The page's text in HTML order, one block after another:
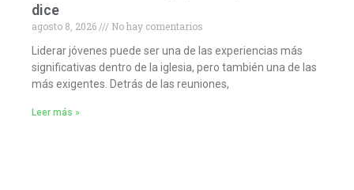
dice
agosto 8, 2026
No hay comentarios
Liderar jóvenes puede ser una de las experiencias más
significativas dentro de la iglesia, pero también una de las
más exigentes. Detrás de las reuniones,
Leer más »